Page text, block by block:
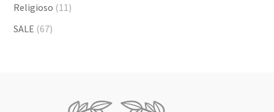
Religioso (11)
SALE (67)